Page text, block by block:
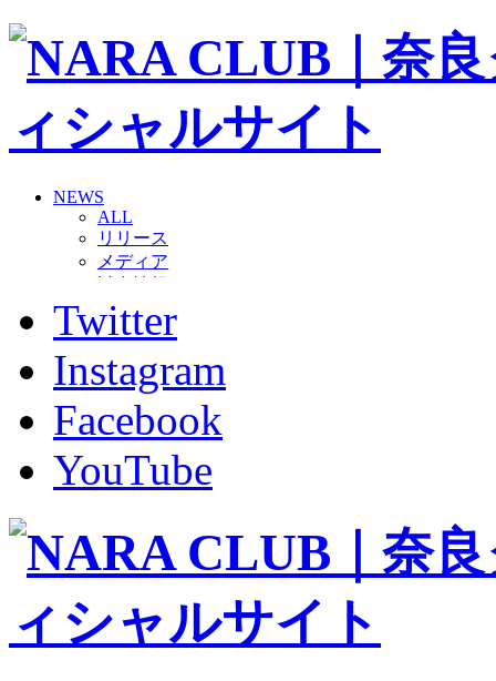
NEWS
ALL
リリース
メディア
グッズ
ファンコミュニティ
ホームタウン
コラム
その他
TEAM
2026/27トップチーム
2026/27トップチームスタッフ
バモス
チアダンススクール
ボランティアチーム「volundeer」
ビクトリーロード
HOMEGAME
観戦ルール＆マナー
Twitter
Instagram
Facebook
YouTube